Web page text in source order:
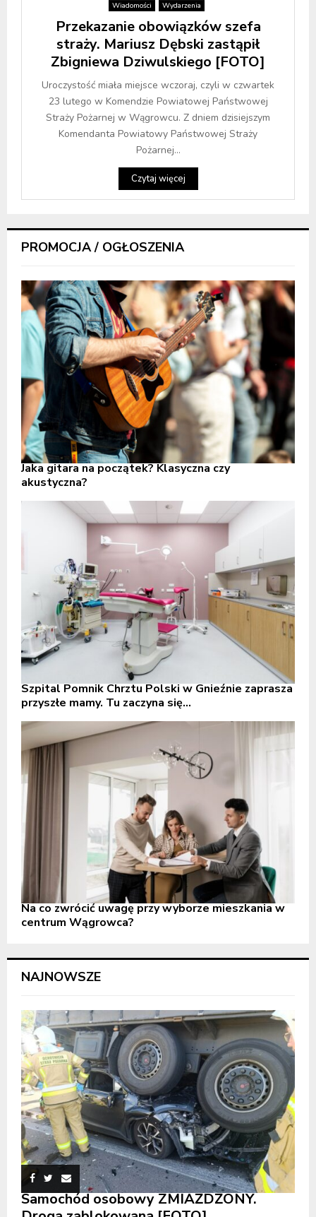
Wiadomości Wydarzenia
Przekazanie obowiązków szefa
straży. Mariusz Dębski zastąpił
Zbigniewa Dziwulskiego [FOTO]
Uroczystość miała miejsce wczoraj, czyli w czwartek
23 lutego w Komendzie Powiatowej Państwowej
Straży Pożarnej w Wągrowcu. Z dniem dzisiejszym
Komendanta Powiatowy Państwowej Straży
Pożarnej...
Czytaj więcej
PROMOCJA / OGŁOSZENIA
Jaka gitara na początek? Klasyczna czy
akustyczna?
Szpital Pomnik Chrztu Polski w Gnieźnie zaprasza
przyszłe mamy. Tu zaczyna się...
Na co zwrócić uwagę przy wyborze mieszkania w
centrum Wągrowca?
NAJNOWSZE
Samochód osobowy ZMIAŻDŻONY.